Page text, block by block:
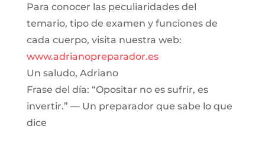
Para conocer las peculiaridades del
temario, tipo de examen y funciones de
cada cuerpo, visita nuestra web:
www.adrianopreparador.es
Un saludo, Adriano
Frase del día: “Opositar no es sufrir, es
invertir.” — Un preparador que sabe lo que
dice